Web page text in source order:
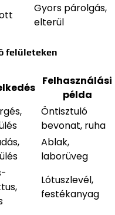
Gyors párolgás,
elterül
felületeken
Felhasználási
példa
Öntisztuló
bevonat, ruha
Ablak,
laborüveg
Lótuszlevél,
festékanyag